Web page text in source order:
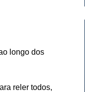
longo dos
reler todos,